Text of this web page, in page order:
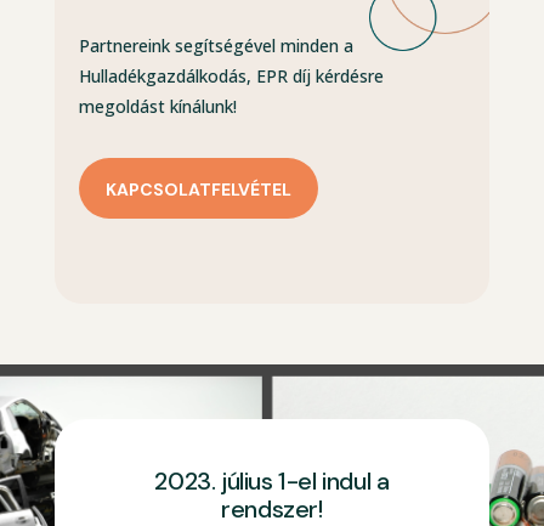
Partnereink segítségével minden a
Hulladékgazdálkodás, EPR díj kérdésre
megoldást kínálunk!
KAPCSOLATFELVÉTEL
2023. július 1-el indul a
rendszer!